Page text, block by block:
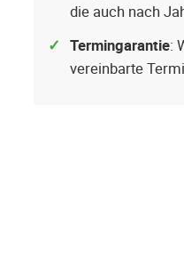
die auch nach
Termingarantie:
vereinbarte